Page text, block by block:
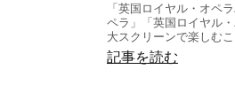
「英国ロイヤル・オペ
ペラ」「英国ロイヤル
大スクリーンで楽しむ
記事を読む